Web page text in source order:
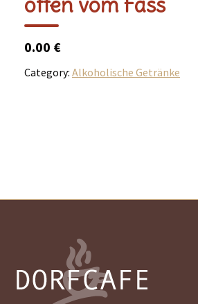
0.00 €
Category: Alkoholische Getränke